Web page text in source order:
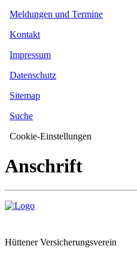
Meldungen und Termine
Kontakt
Impressum
Datenschutz
Sitemap
Suche
Cookie-Einstellungen
Anschrift
Hüttener Versicherungsverein